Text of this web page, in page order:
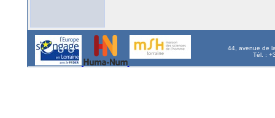
44, avenue de
Tél. :